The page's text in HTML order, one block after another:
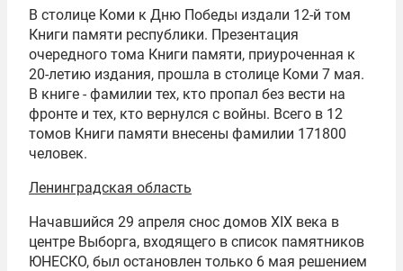
В столице Коми к Дню Победы издали 12-й том
Книги памяти республики. Презентация
очередного тома Книги памяти, приуроченная к
20-летию издания, прошла в столице Коми 7 мая.
В книге - фамилии тех, кто пропал без вести на
фронте и тех, кто вернулся с войны. Всего в 12
томов Книги памяти внесены фамилии 171800
человек.
Ленинградская область
Начавшийся 29 апреля снос домов XIX века в
центре Выборга, входящего в список памятников
ЮНЕСКО, был остановлен только 6 мая решением